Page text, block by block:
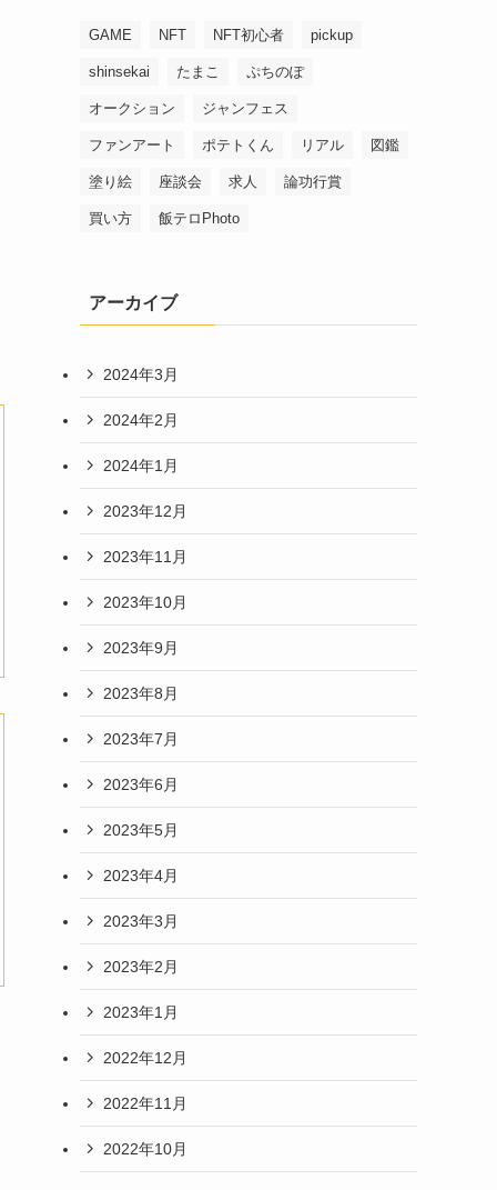
GAME NFT NFT初心者 pickup
shinsekai たまこ ぷちのぽ
オークション ジャンフェス
ファンアート ポテトくん リアル 図鑑
塗り絵 座談会 求人 論功行賞
買い方 飯テロPhoto
アーカイブ
2024年3月
2024年2月
2024年1月
2023年12月
2023年11月
2023年10月
2023年9月
2023年8月
2023年7月
2023年6月
2023年5月
2023年4月
2023年3月
2023年2月
2023年1月
2022年12月
2022年11月
2022年10月